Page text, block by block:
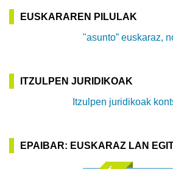
EUSKARAREN PILULAK
"asunto” euskaraz,
ITZULPEN JURIDIKOAK
Itzulpen juridikoak
EPAIBAR: EUSKARAZ LAN